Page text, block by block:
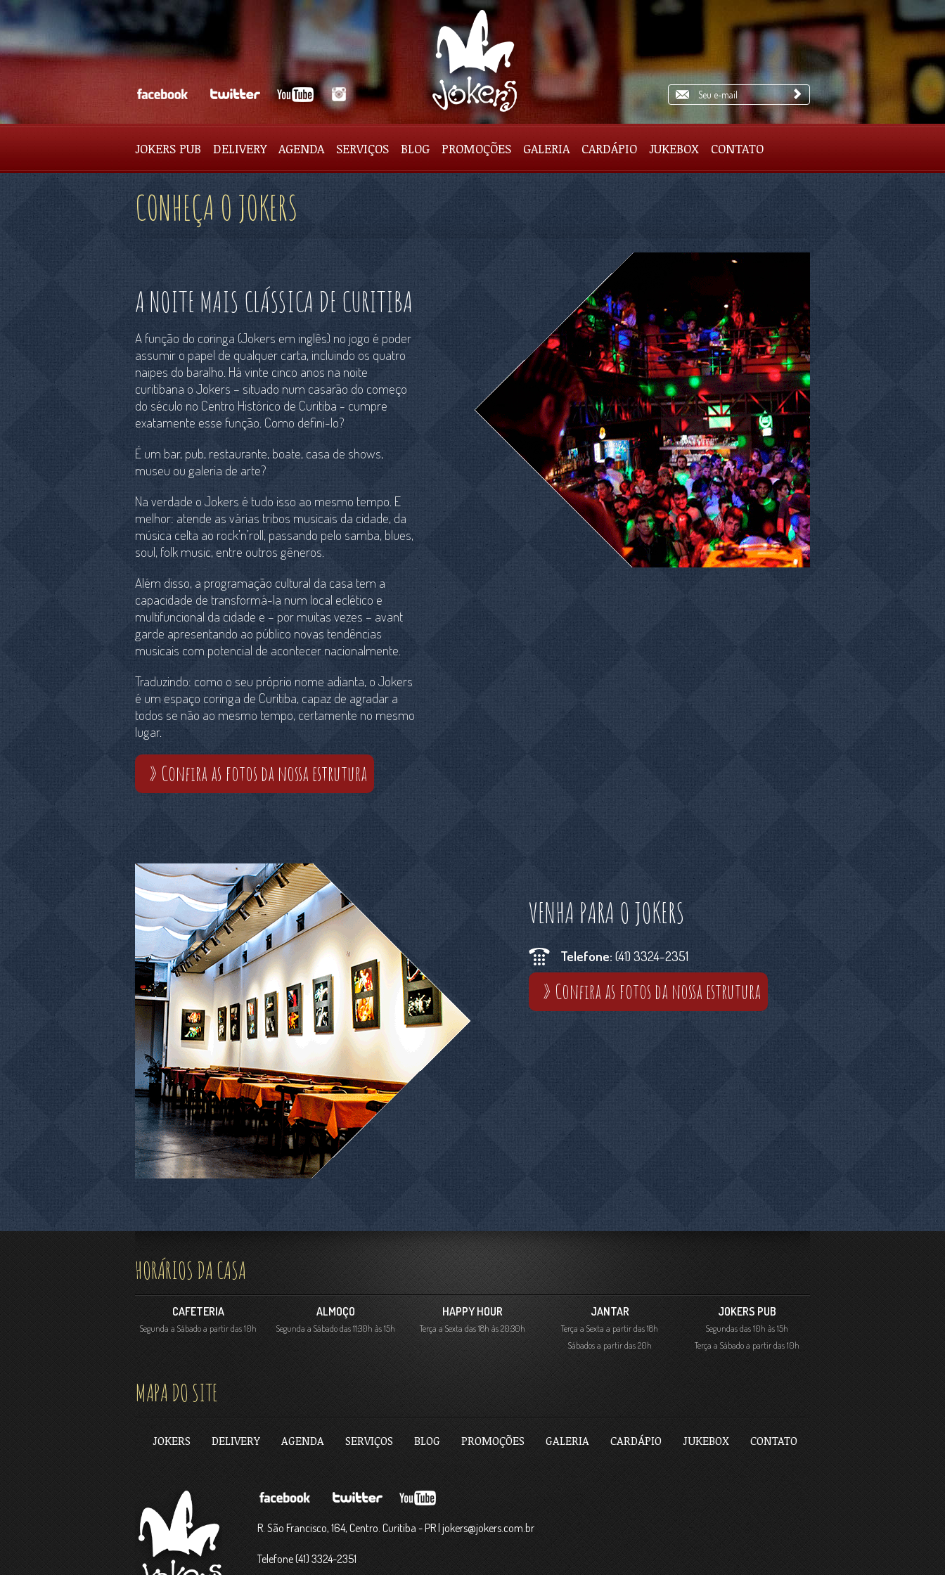
JOKERS PUB DELIVERY AGENDA SERVIÇOS BLOG PROMOÇÕES GALERIA CARDÁPIO JUKEBOX CONTATO
CONHEÇA O JOKERS
A NOITE MAIS CLÁSSICA DE CURITIBA
A função do coringa (Jokers em inglês) no jogo é poder
assumir o papel de qualquer carta, incluindo os quatro
naipes do baralho. Há vinte cinco anos na noite
curitibana o Jokers – situado num casarão do começo
do século no Centro Histórico de Curitiba - cumpre
exatamente esse função. Como defini-lo?
É um bar, pub, restaurante, boate, casa de shows,
museu ou galeria de arte?
Na verdade o Jokers é tudo isso ao mesmo tempo. E
melhor: atende as várias tribos musicais da cidade, da
música celta ao rock’n’roll, passando pelo samba, blues,
soul, folk music, entre outros gêneros.
Além disso, a programação cultural da casa tem a
capacidade de transformá-la num local eclético e
multifuncional da cidade e – por muitas vezes – avant
garde apresentando ao público novas tendências
musicais com potencial de acontecer nacionalmente.
Traduzindo: como o seu próprio nome adianta, o Jokers
é um espaço coringa de Curitiba, capaz de agradar a
todos se não ao mesmo tempo, certamente no mesmo
lugar.
» Confira as fotos da nossa estrutura
VENHA PARA O JOKERS
Telefone: (41) 3324-2351
» Confira as fotos da nossa estrutura
HORÁRIOS DA CASA
CAFETERIA
Segunda a Sábado a partir das 10h
ALMOÇO
Segunda a Sábado das 11:30h às 15h
HAPPY HOUR
Terça a Sexta das 18h às 20:30h
JANTAR
Terça a Sexta a partir das 18h
Sábados a partir das 20h
JOKERS PUB
Segundas das 10h às 15h
Terça a Sábado a partir das 10h
MAPA DO SITE
JOKERS DELIVERY AGENDA SERVIÇOS BLOG PROMOÇÕES GALERIA CARDÁPIO JUKEBOX CONTATO
R. São Francisco, 164, Centro. Curitiba - PR | jokers@jokers.com.br
Telefone (41) 3324-2351